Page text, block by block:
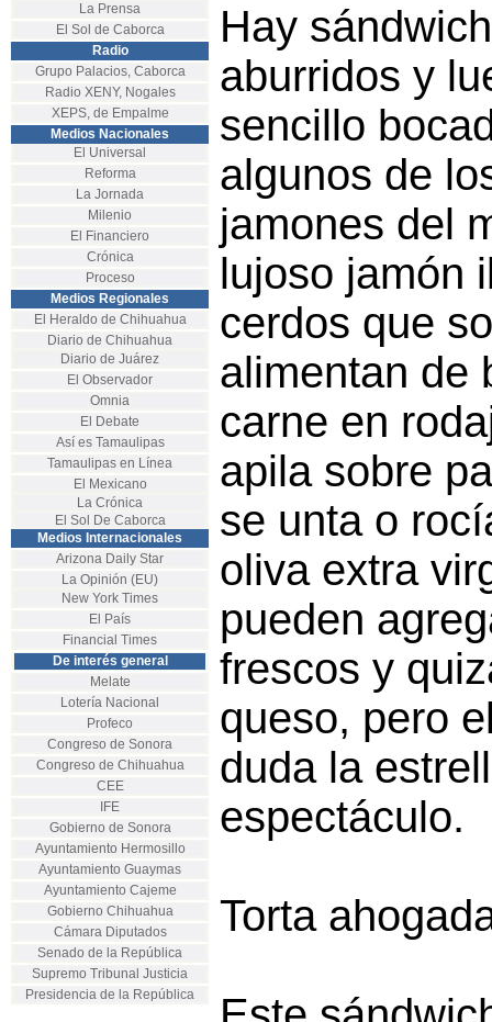
La Prensa
El Sol de Caborca
Radio
Grupo Palacios, Caborca
Radio XENY, Nogales
XEPS, de Empalme
Medios Nacionales
El Universal
Reforma
La Jornada
Milenio
El Financiero
Crónica
Proceso
Medios Regionales
El Heraldo de Chihuahua
Diario de Chihuahua
Diario de Juárez
El Observador
Omnia
El Debate
Así es Tamaulipas
Tamaulipas en Línea
El Mexicano
La Crónica
El Sol De Caborca
Medios Internacionales
Arizona Daily Star
La Opinión (EU)
New York Times
El País
Financial Times
De interés general
Melate
Lotería Nacional
Profeco
Congreso de Sonora
Congreso de Chihuahua
CEE
IFE
Gobierno de Sonora
Ayuntamiento Hermosillo
Ayuntamiento Guaymas
Ayuntamiento Cajeme
Gobierno Chihuahua
Cámara Diputados
Senado de la República
Supremo Tribunal Justicia
Presidencia de la República
Hay
aburridos y
sencillo
algunos de
jamones del
lujoso jamón
cerdos que
alimentan de
carne en
apila sobre
se unta o
oliva extra
pueden
frescos y
queso, pero
duda la
espectáculo.
Torta